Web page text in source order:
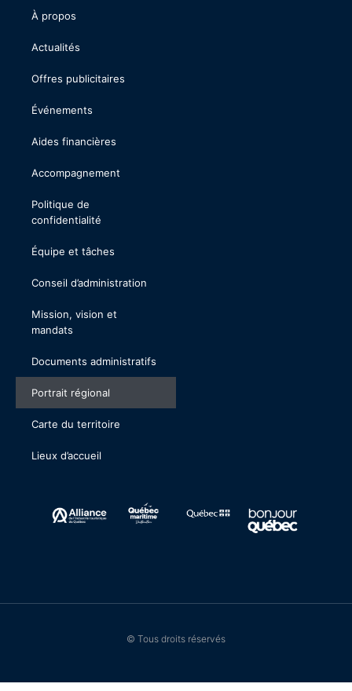
À propos
Actualités
Offres publicitaires
Événements
Aides financières
Accompagnement
Politique de
confidentialité
Équipe et tâches
Conseil d’administration
Mission, vision et
mandats
Documents administratifs
Portrait régional
Carte du territoire
Lieux d’accueil
© Tous droits réservés